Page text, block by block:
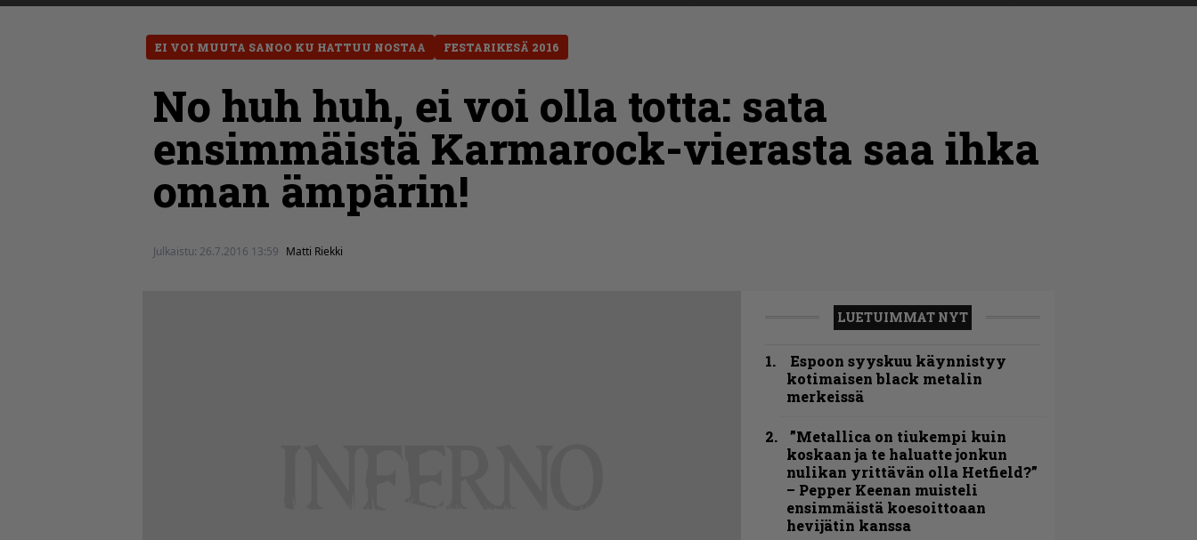
EI VOI MUUTA SANOO KU HATTUU NOSTAA FESTARIKESÄ 2016
No huh huh, ei voi olla totta: sata
ensimmäistä Karmarock-vierasta saa ihka
oman ämpärin!
Julkaistu: 26.7.2016 13:59 Matti Riekki
LUETUIMMAT NYT
Espoon syyskuu käynnistyy
kotimaisen black metalin
merkeissä
”Metallica on tiukempi kuin
koskaan ja te haluatte jonkun
nulikan yrittävän olla Hetfield?”
– Pepper Keenan muisteli
ensimmäistä koesoittoaan
hevijätin kanssa